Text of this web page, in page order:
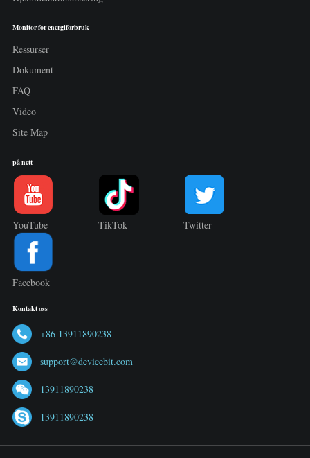
Monitor for energiforbruk
Ressurser
Dokument
FAQ
Video
Site Map
på nett
YouTube TikTok Twitter
Facebook
Kontakt oss
+86 13911890238
support@devicebit.com
13911890238
13911890238